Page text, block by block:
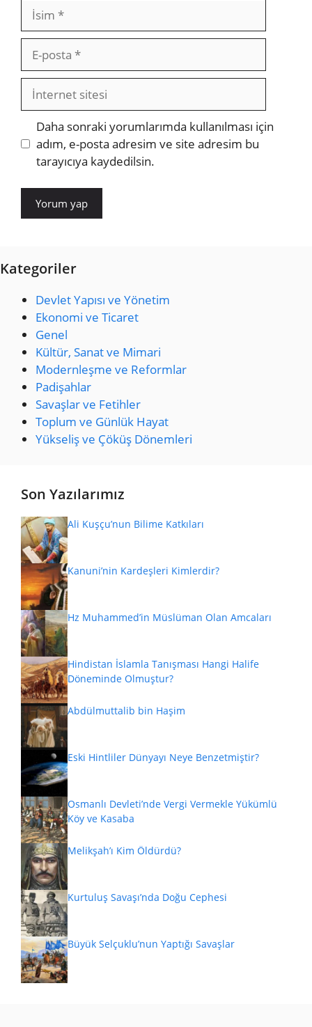
İsim
posta
İnternet
sitesi
Daha sonraki yorumlarımda kullanılması için
adım, e-posta adresim ve site adresim bu
tarayıcıya kaydedilsin.
Kategoriler
Devlet Yapısı ve Yönetim
Ekonomi ve Ticaret
Genel
Kültür, Sanat ve Mimari
Modernleşme ve Reformlar
Padişahlar
Savaşlar ve Fetihler
Toplum ve Günlük Hayat
Yükseliş ve Çöküş Dönemleri
Son Yazılarımız
Ali Kuşçu’nun Bilime Katkıları
Kanuni’nin Kardeşleri Kimlerdir?
Hz Muhammed’in Müslüman Olan Amcaları
Hindistan İslamla Tanışması Hangi Halife
Döneminde Olmuştur?
Abdülmuttalib bin Haşim
Eski Hintliler Dünyayı Neye Benzetmiştir?
Osmanlı Devleti’nde Vergi Vermekle Yükümlü
Köy ve Kasaba
Melikşah’ı Kim Öldürdü?
Kurtuluş Savaşı’nda Doğu Cephesi
Büyük Selçuklu’nun Yaptığı Savaşlar